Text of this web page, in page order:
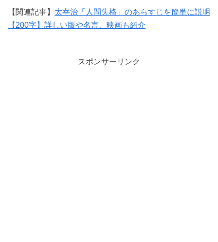
【関連記事】 太宰治「人間失格」のあらすじを簡単に説明
【200字】詳しい版や名言、映画も紹介
スポンサーリンク